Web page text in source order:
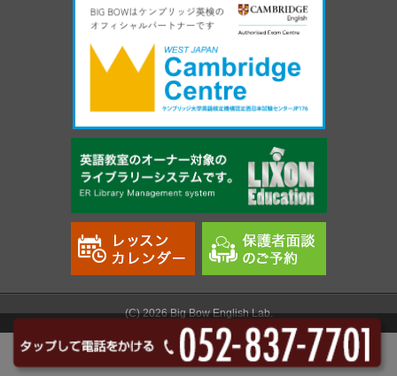
(C) 2026 Big Bow English Lab.